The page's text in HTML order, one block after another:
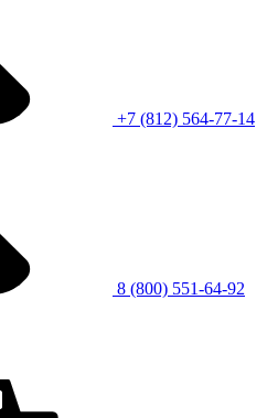
+7 (812) 564-77-14
8 (800) 551-64-92